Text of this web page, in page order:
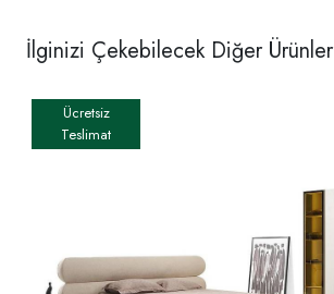
İlginizi Çekebilecek Diğer Ürünler